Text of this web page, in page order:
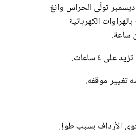
يتعرض الممارسون للصدمات الكهربائية لساعات من قبل حرّاس السجن. سنة ٢٠۰١ يوم ٢٤ ديسمبر تولّى الحراس وانغ
الكهربائية
ساعة.
٤ ساعات.
تغيير موقفه.
الأرداف بسبب طول